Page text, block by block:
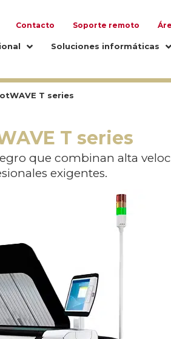
Contacto Soporte remoto
Soluciones informáticas
T series
T series
que combinan alta
exigentes.